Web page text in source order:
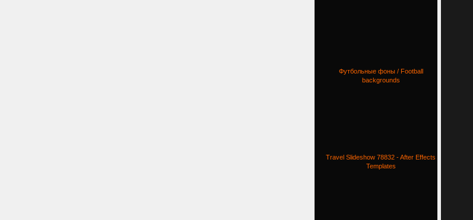
Футбольные фоны / Football
backgrounds
Travel Slideshow 78832 - After Effects
Templates